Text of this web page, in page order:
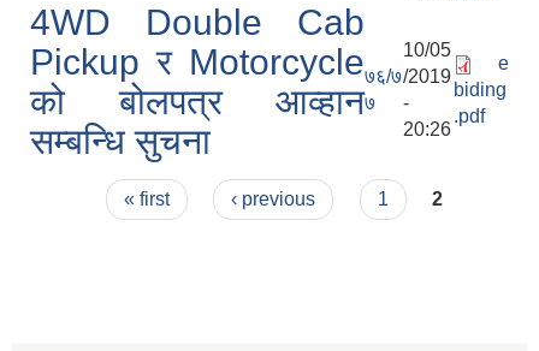
4WD Double Cab
Pickup र Motorcycle
को बोलपत्र आव्हान
सम्बन्धि सुचना
७६/७
७
10/05
/2019
-
20:26
e
biding
.pdf
Pages« first ‹ previous 1 2